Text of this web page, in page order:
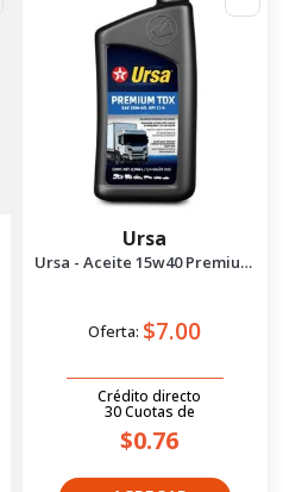
Ursa
Ursa - Aceite 15w40 Premium
Oferta: $7.00
Crédito directo
30Cuotas de
$0.76